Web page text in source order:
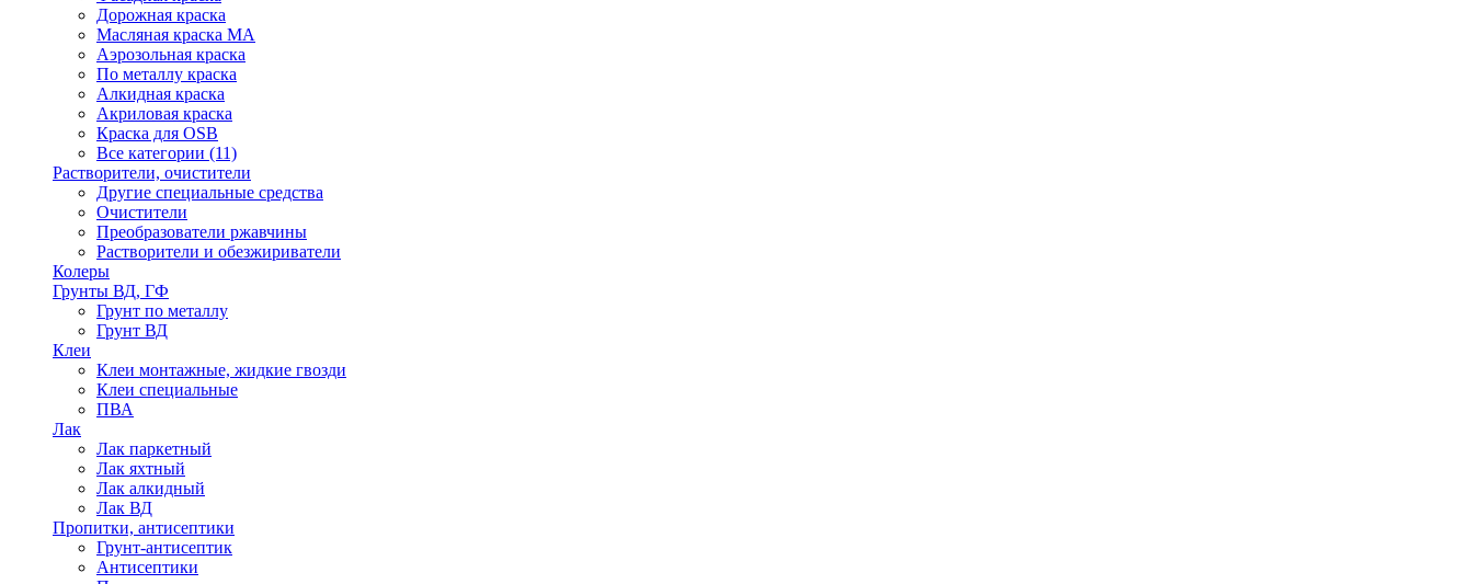
Дорожная краска
Масляная краска МА
Аэрозольная краска
По металлу краска
Алкидная краска
Акриловая краска
Краска для OSB
Все категории (11)
Растворители, очистители
Другие специальные средства
Очистители
Преобразователи ржавчины
Растворители и обезжириватели
Колеры
Грунты ВД, ГФ
Грунт по металлу
Грунт ВД
Клеи
Клеи монтажные, жидкие гвозди
Клеи специальные
ПВА
Лак
Лак паркетный
Лак яхтный
Лак алкидный
Лак ВД
Пропитки, антисептики
Грунт-антисептик
Антисептики